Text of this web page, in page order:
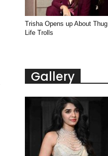
Trisha Opens up About Thug
Life Trolls
Gallery